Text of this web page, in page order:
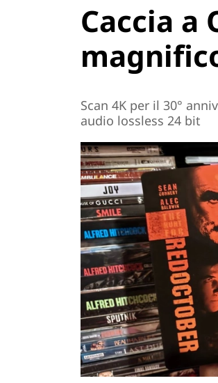
Caccia a
Scan 4K per il 30°
audio lossless 24 bit